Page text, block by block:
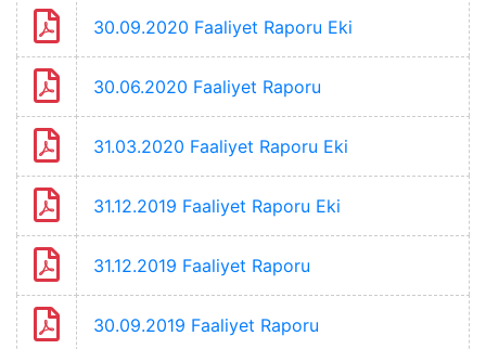
30.09.2020 Faaliyet Raporu Eki
30.06.2020 Faaliyet Raporu
31.03.2020 Faaliyet Raporu Eki
31.12.2019 Faaliyet Raporu Eki
31.12.2019 Faaliyet Raporu
30.09.2019 Faaliyet Raporu